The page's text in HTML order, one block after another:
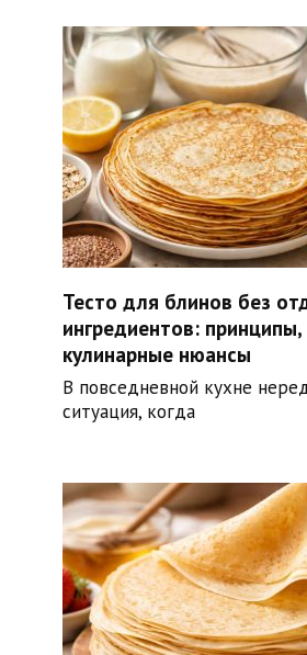
Тесто для блинов без
ингредиентов: принципы,
кулинарные нюансы
В повседневной кухне
ситуация, когда